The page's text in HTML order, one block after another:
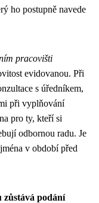
ho postupně navede
pracovišti
evidovanou. Při
s úředníkem,
při vyplňování
pro ty, kteří si
odbornou radu. Je
v období před
zůstává podání